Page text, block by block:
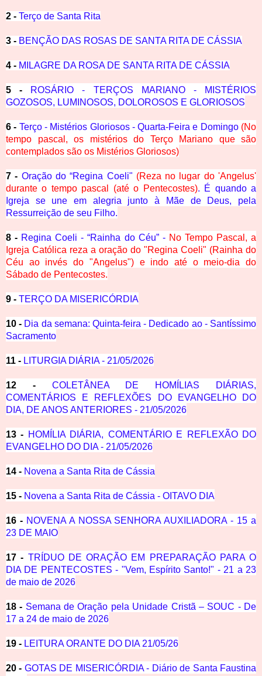
2 - Terço de Santa Rita
3 - BENÇÃO DAS ROSAS DE SANTA RITA DE CÁSSIA
4 - MILAGRE DA ROSA DE SANTA RITA DE CÁSSIA
5 -
ROSÁRIO - TERÇOS MARIANO - MISTÉRIOS
GOZOSOS, LUMINOSOS, DOLOROSOS E GLORIOSOS
6 - Terço - Mistérios Gloriosos - Quarta-Feira e Domingo (No
tempo pascal, os mistérios do Terço Mariano que são
contemplados são os Mistérios Gloriosos)
7 - Oração do “Regina Coeli" (Reza no lugar do 'Angelus'
durante o tempo pascal (até o Pentecostes). É quando a
Igreja se une em alegria junto à Mãe de Deus, pela
Ressurreição de seu Filho.
8 - Regina Coeli - “Rainha do Céu” -No Tempo Pascal, a
Igreja Católica reza a oração do "Regina Coeli" (Rainha do
Céu ao invés do "Angelus") e indo até o meio-dia do
Sábado de Pentecostes.
9 - TERÇO DA MISERICÓRDIA
10 - Dia da semana: Quinta-feira - Dedicado ao - Santíssimo
Sacramento
11 - LITURGIA DIÁRIA - 21/05/2026
12 - COLETÂNEA DE HOMÍLIAS DIÁRIAS,
COMENTÁRIOS E REFLEXÕES DO EVANGELHO DO
DIA, DE ANOS ANTERIORES - 21/05/2026
13 - HOMÍLIA DIÁRIA, COMENTÁRIO E REFLEXÃO DO
EVANGELHO DO DIA - 21/05/2026
14 - Novena a Santa Rita de Cássia
15 - Novena a Santa Rita de Cássia - OITAVO DIA
16 - NOVENA A NOSSA SENHORA AUXILIADORA - 15 a
23 DE MAIO
17 - TRÍDUO DE ORAÇÃO EM PREPARAÇÃO PARA O
DIA DE PENTECOSTES - "Vem, Espírito Santo!" - 21 a 23
de maio de 2026
18 - Semana de Oração pela Unidade Cristã – SOUC - De
17 a 24 de maio de 2026
19 - LEITURA ORANTE DO DIA 21/05/26
20 - GOTAS DE MISERICÓRDIA - Diário de Santa Faustina